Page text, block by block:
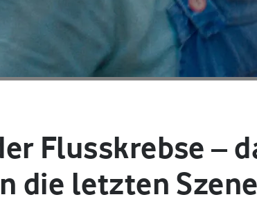
Flusskrebse –
die letzten